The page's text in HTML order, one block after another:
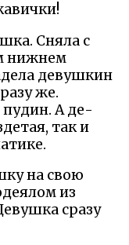
Сняла с
нижнем
девушкин
же.
А де-
так и
на свою
из
сразу